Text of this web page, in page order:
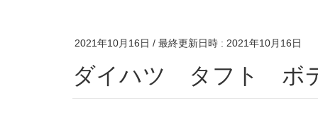
2021年10月16日 / 最終更新日時 : 2021年10月16日
ダイハツ タフト ボ